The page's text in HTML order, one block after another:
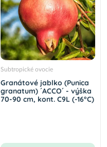
Subtropické ovocie
Granátové jablko (Punica
granatum) ´ACCO´ - výška
70-90 cm, kont. C9L (-16°C)